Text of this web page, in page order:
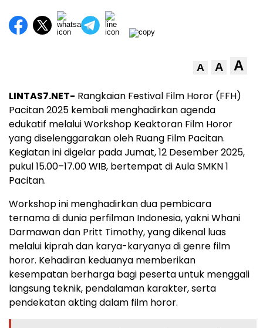
A A A
LINTAS7.NET- Rangkaian Festival Film Horor (FFH)
Pacitan 2025 kembali menghadirkan agenda
edukatif melalui Workshop Keaktoran Film Horor
yang diselenggarakan oleh Ruang Film Pacitan.
Kegiatan ini digelar pada Jumat, 12 Desember 2025,
pukul 15.00–17.00 WIB, bertempat di Aula SMKN 1
Pacitan.
Workshop ini menghadirkan dua pembicara
ternama di dunia perfilman Indonesia, yakni Whani
Darmawan dan Pritt Timothy, yang dikenal luas
melalui kiprah dan karya-karyanya di genre film
horor. Kehadiran keduanya memberikan
kesempatan berharga bagi peserta untuk menggali
langsung teknik, pendalaman karakter, serta
pendekatan akting dalam film horor.